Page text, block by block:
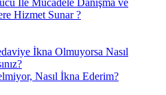
Hizmet Sunar ?
İkna Olmuyorsa Nasıl
Nasıl İkna Ederim?